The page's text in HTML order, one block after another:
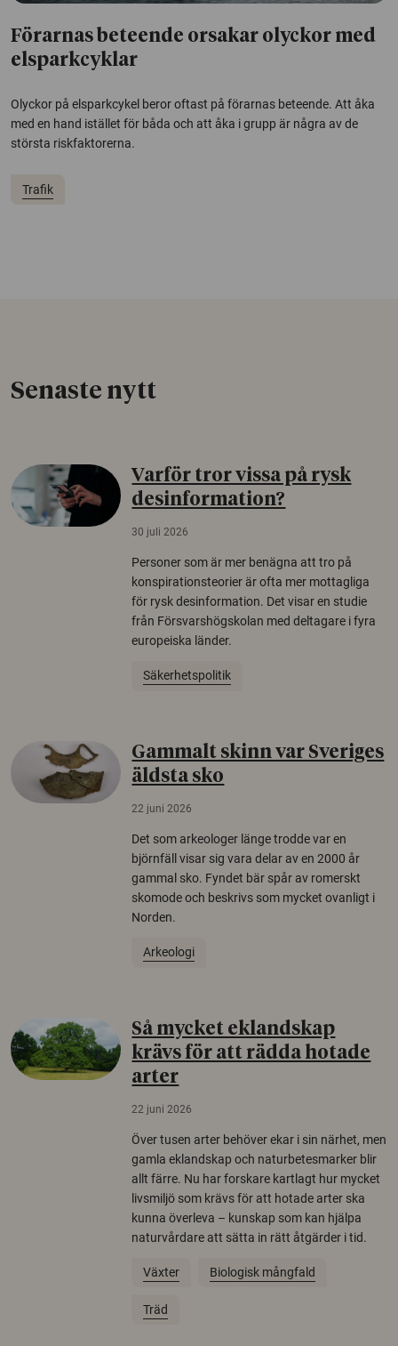
Förarnas beteende orsakar olyckor med
elsparkcyklar
Olyckor på elsparkcykel beror oftast på förarnas beteende. Att åka
med en hand istället för båda och att åka i grupp är några av de
största riskfaktorerna.
Trafik
Senaste nytt
Varför tror vissa på rysk
desinformation?
30 juli 2026
Personer som är mer benägna att tro på
konspirationsteorier är ofta mer mottagliga
för rysk desinformation. Det visar en studie
från Försvarshögskolan med deltagare i fyra
europeiska länder.
Säkerhetspolitik
Gammalt skinn var Sveriges
äldsta sko
22 juni 2026
Det som arkeologer länge trodde var en
björnfäll visar sig vara delar av en 2000 år
gammal sko. Fyndet bär spår av romerskt
skomode och beskrivs som mycket ovanligt i
Norden.
Arkeologi
Så mycket eklandskap
krävs för att rädda hotade
arter
22 juni 2026
Över tusen arter behöver ekar i sin närhet, men
gamla eklandskap och naturbetesmarker blir
allt färre. Nu har forskare kartlagt hur mycket
livsmiljö som krävs för att hotade arter ska
kunna överleva – kunskap som kan hjälpa
naturvårdare att sätta in rätt åtgärder i tid.
Växter Biologisk mångfald
Träd